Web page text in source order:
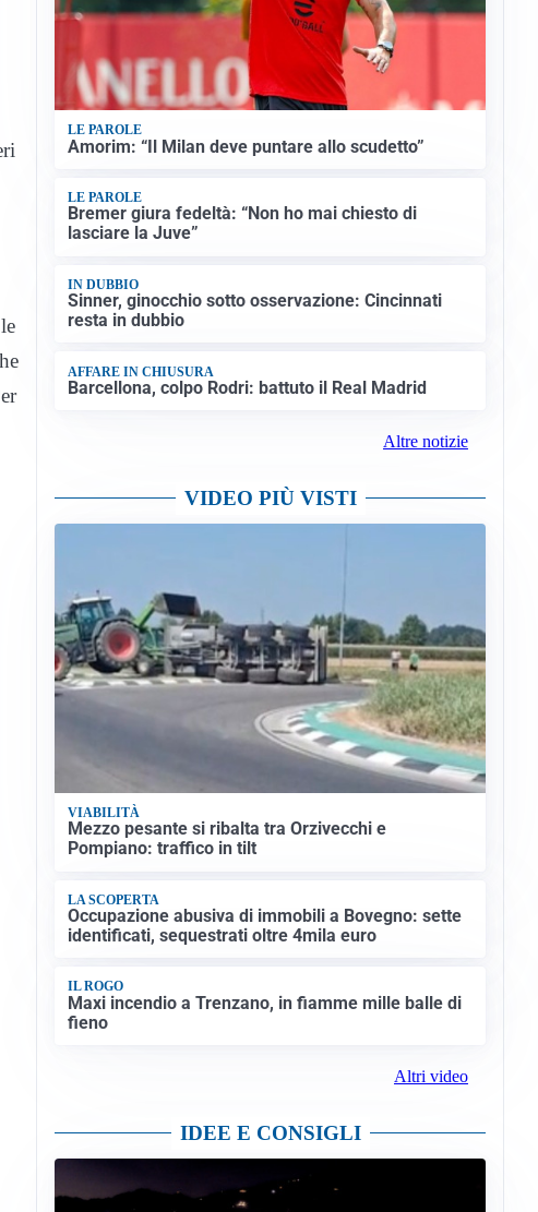
LE PAROLE
Amorim: “Il Milan deve puntare allo scudetto”
LE PAROLE
Bremer giura fedeltà: “Non ho mai chiesto di
lasciare la Juve”
IN DUBBIO
Sinner, ginocchio sotto osservazione: Cincinnati
resta in dubbio
AFFARE IN CHIUSURA
Barcellona, colpo Rodri: battuto il Real Madrid
Altre notizie
VIDEO PIÙ VISTI
VIABILITÀ
Mezzo pesante si ribalta tra Orzivecchi e
Pompiano: traffico in tilt
LA SCOPERTA
Occupazione abusiva di immobili a Bovegno: sette
identificati, sequestrati oltre 4mila euro
IL ROGO
Maxi incendio a Trenzano, in fiamme mille balle di
fieno
Altri video
IDEE E CONSIGLI